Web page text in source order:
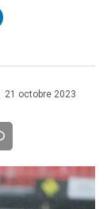
21 octobre 2023